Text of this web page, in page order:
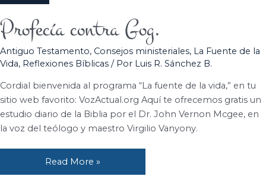
Profecía contra Gog.
Antiguo Testamento, Consejos ministeriales, La Fuente de la
Vida, Reflexiones Bíblicas / Por Luis R. Sánchez B.
Cordial bienvenida al programa “La fuente de la vida,” en tu
sitio web favorito: VozActual.org Aquí te ofrecemos gratis un
estudio diario de la Biblia por el Dr. John Vernon Mcgee, en
la voz del teólogo y maestro Virgilio Vanyony.
Profecía
contra
Gog.
Read More »